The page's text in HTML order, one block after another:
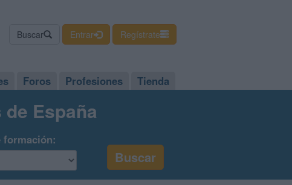
Buscar Entrar Regístrate
Foros Profesiones Tienda
España
formación: